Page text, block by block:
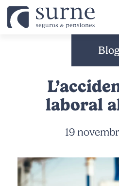
Vés al contingut
laboral
19